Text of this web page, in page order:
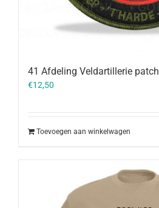
41 Afdeling Veldartillerie patch
€12,50
Toevoegen aan winkelwagen